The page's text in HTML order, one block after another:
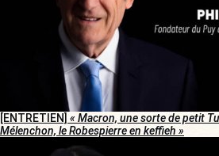
[ENTRETIEN] « Macron, une sorte de petit
Mélenchon, le Robespierre en keffieh »